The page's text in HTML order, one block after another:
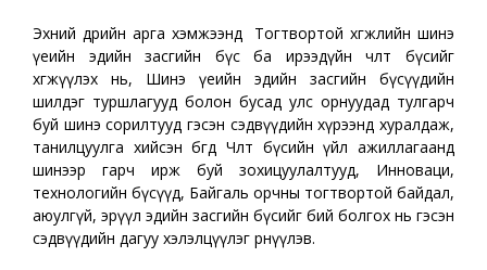
Эхний өдрийн арга хэмжээнд Тогтвортой хөгжлийн шинэ
үеийн эдийн засгийн бүс ба ирээдүйн чөлөөт бүсийг
хөгжүүлэх нь, Шинэ үеийн эдийн засгийн бүсүүдийн
шилдэг туршлагууд болон бусад улс орнуудад тулгарч
буй шинэ сорилтууд гэсэн сэдвүүдийн хүрээнд хуралдаж,
танилцуулга хийсэн бөгөөд Чөлөөт бүсийн үйл ажиллагаанд
шинээр гарч ирж буй зохицуулалтууд, Инноваци,
технологийн бүсүүд, Байгаль орчны тогтвортой байдал,
аюулгүй, эрүүл эдийн засгийн бүсийг бий болгох нь гэсэн
сэдвүүдийн дагуу хэлэлцүүлэг өрнүүлэв.